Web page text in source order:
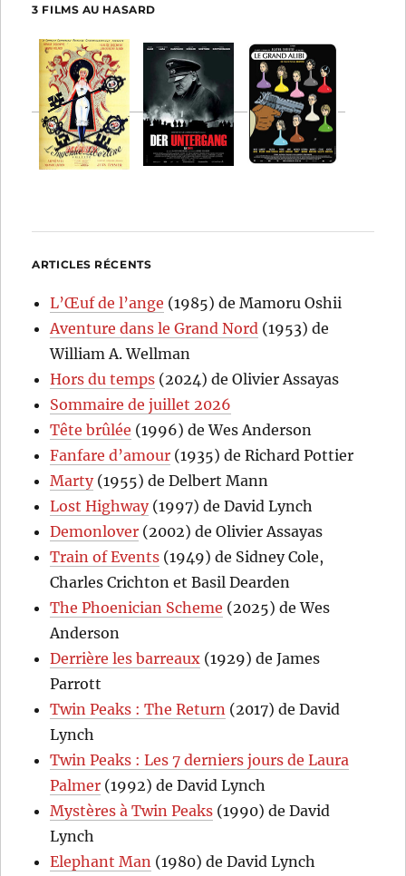
3 FILMS AU HASARD
ARTICLES RÉCENTS
L’Œuf de l’ange (1985) de Mamoru Oshii
Aventure dans le Grand Nord (1953) de
William A. Wellman
Hors du temps (2024) de Olivier Assayas
Sommaire de juillet 2026
Tête brûlée (1996) de Wes Anderson
Fanfare d’amour (1935) de Richard Pottier
Marty(1955) de Delbert Mann
Lost Highway(1997) de David Lynch
Demonlover (2002) de Olivier Assayas
Train of Events (1949) de Sidney Cole,
Charles Crichton et Basil Dearden
The Phoenician Scheme (2025) de Wes
Anderson
Derrière les barreaux (1929) de James
Parrott
Twin Peaks : The Return (2017) de David
Lynch
Twin Peaks : Les 7 derniers jours de Laura
Palmer (1992) de David Lynch
Mystères à Twin Peaks (1990) de David
Lynch
Elephant Man (1980) de David Lynch